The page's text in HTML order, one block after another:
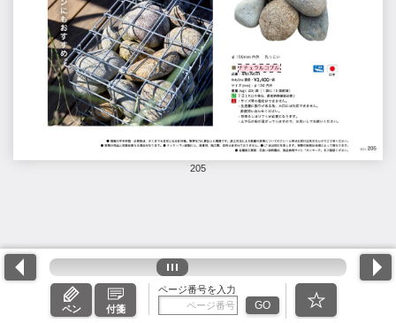
205
ペン 付箋
ページ番号を入力
GO